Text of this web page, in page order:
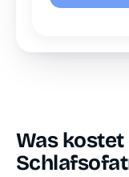
Was kostet